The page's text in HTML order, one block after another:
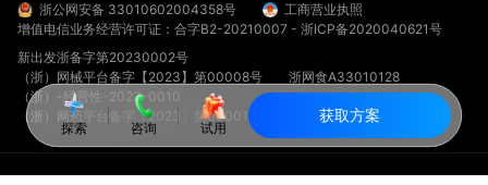
探索 咨询 试用
获取方案
浙公网安备 33010602004358号
工商营业执照
增值电信业务经营许可证：合字B2-20210007 - 浙ICP备2020040621号
新出发浙备字第20230002号
（浙）网械平台备字【2023】第00008号
浙网食A33010128
（浙）-经营性-2023-0010
（浙）网药平台备字〔2023〕第000012-000号